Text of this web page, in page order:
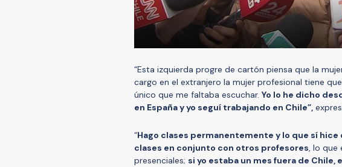
“Esta izquierda progre de cartón piensa que la
cargo en el extranjero la mujer profesional tiene
único que me faltaba escuchar. Yo lo he dicho
en España y yo seguí trabajando en Chile”,
“Hago clases permanentemente y lo que sí
clases en conjunto con otros profesores, lo que
presenciales; si yo estaba un mes fuera de